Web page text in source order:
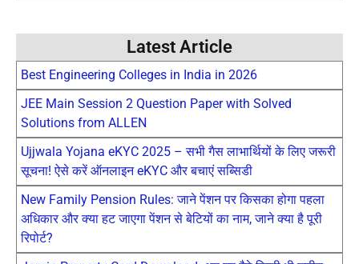
Latest Article
Best Engineering Colleges in India in 2026
JEE Main Session 2 Question Paper with Solved
Solutions from ALLEN
Ujjwala Yojana eKYC 2025 – सभी गैस लाभार्थियों के लिए जरूरी
सूचना! ऐसे करें ऑनलाइन eKYC और बचाएं सब्सिडी
New Family Pension Rules: जाने पेंशन पर किसका होगा पहला
अधिकार और क्या हट जाएगा पेंशन से बेटियों का नाम, जाने क्या है पूरी
रिपोर्ट?